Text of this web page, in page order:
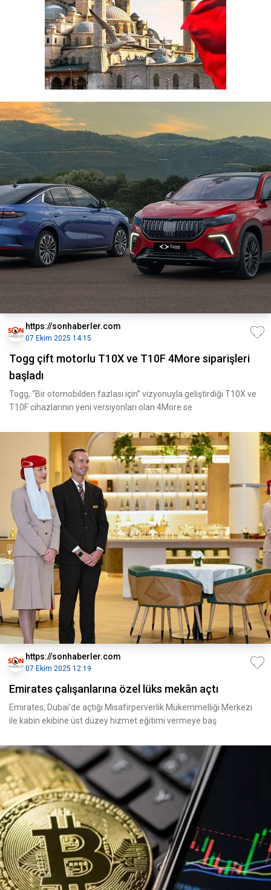
https://sonhaberler.com
07 Ekim 2025 14:15
Togg çift motorlu T10X ve T10F 4More siparişleri
başladı
Togg, “Bir otomobilden fazlası için” vizyonuyla geliştirdiği T10X ve
T10F cihazlarının yeni versiyonları olan 4More se
https://sonhaberler.com
07 Ekim 2025 12:19
Emirates çalışanlarına özel lüks mekân açtı
Emirates, Dubai’de açtığı Misafirperverlik Mükemmelliği Merkezi
ile kabin ekibine üst düzey hizmet eğitimi vermeye baş